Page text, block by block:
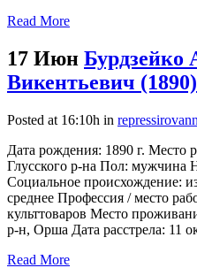
Read More
17 Июн Бурдзейко
Викентьевич (1890)
Posted at 16:10h in
Дата рождения: 1890 г. Место
Глусского р-на Пол: мужчина
Социальное происхождение:
среднее Профессия / место
культтоваров Место
р-н, Орша Дата расстрела: 11
Read More